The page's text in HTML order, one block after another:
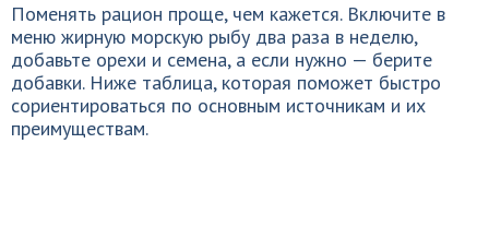
Поменять рацион проще, чем кажется. Включите в
меню жирную морскую рыбу два раза в неделю,
добавьте орехи и семена, а если нужно — берите
добавки. Ниже таблица, которая поможет быстро
сориентироваться по основным источникам и их
преимуществам.